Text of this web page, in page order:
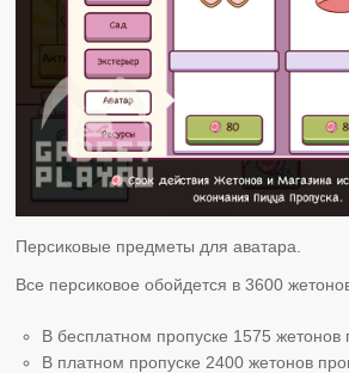
Персиковые предметы для аватара.
Все персиковое обойдется в 3600
В бесплатном пропуске 1575 жетонов
В платном пропуске 2400 жетонов